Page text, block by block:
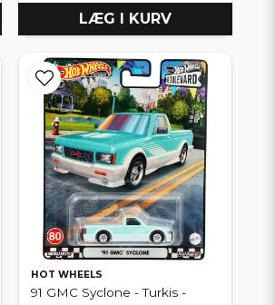
LÆG I KURV
HOT WHEELS
91 GMC Syclone - Turkis -